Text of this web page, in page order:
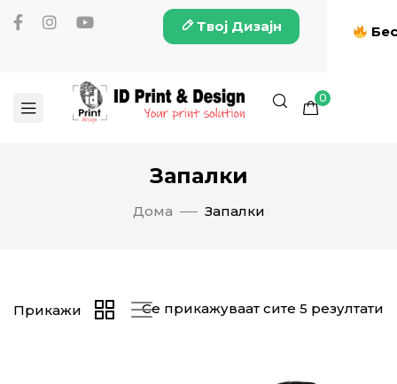
Твој Дизајн
0
Запалки
Дома Запалки
Се прикажуваат сите 5 резултати
Прикажи